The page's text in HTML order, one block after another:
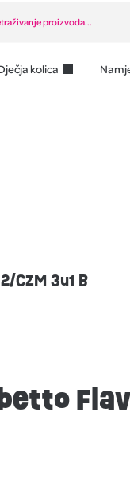
kolica
CZM 3u1 B